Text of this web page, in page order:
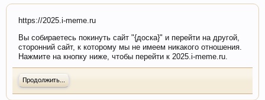
https://2025.i-meme.ru
Вы собираетесь покинуть сайт "{доска}" и перейти на другой,
сторонний сайт, к которому мы не имеем никакого отношения.
Нажмите на кнопку ниже, чтобы перейти к 2025.i-meme.ru.
Продолжить...